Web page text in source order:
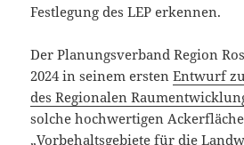
Festlegung des LEP erkennen.
Der Planungsverband Region
2024 in seinem erstenEntwurf
des Regionalen
solche hochwertigen
„Vorbehaltsgebiete für die